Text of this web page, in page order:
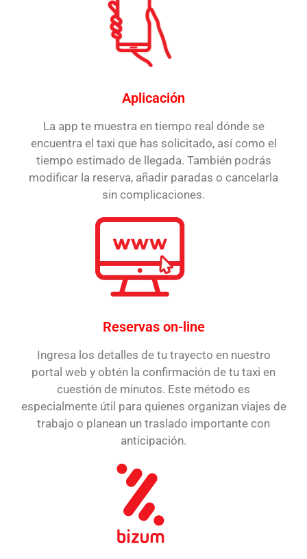
Aplicación
La app te muestra en tiempo real dónde se
encuentra el taxi que has solicitado, así como el
tiempo estimado de llegada. También podrás
modificar la reserva, añadir paradas o cancelarla
sin complicaciones.
Reservas on-line
Ingresa los detalles de tu trayecto en nuestro
portal web y obtén la confirmación de tu taxi en
cuestión de minutos. Este método es
especialmente útil para quienes organizan viajes de
trabajo o planean un traslado importante con
anticipación.